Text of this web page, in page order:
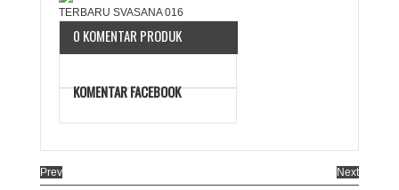
0 KOMENTAR PRODUK
KOMENTAR FACEBOOK
Prev Next